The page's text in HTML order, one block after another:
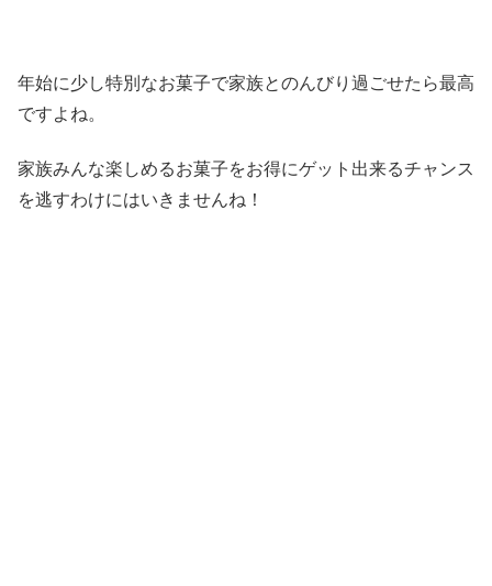
年始に少し特別なお菓子で家族とのんびり過ごせたら最高
ですよね。
家族みんな楽しめるお菓子をお得にゲット出来るチャンス
を逃すわけにはいきませんね！